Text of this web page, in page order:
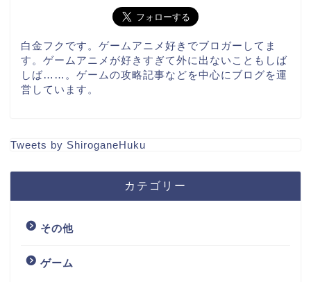
白金フクです。ゲームアニメ好きでブロガーしてま
す。ゲームアニメが好きすぎて外に出ないこともしば
しば……。ゲームの攻略記事などを中心にブログを運
営しています。
Tweets by ShiroganeHuku
カテゴリー
その他
ゲーム